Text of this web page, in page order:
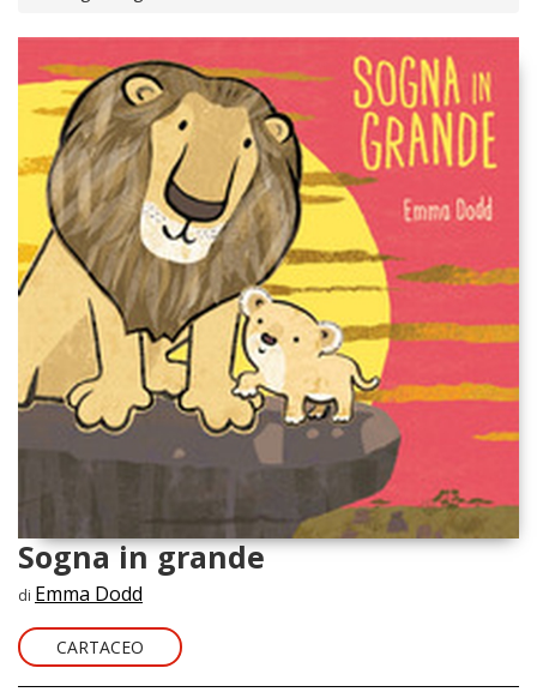
Sogna in grande
di Emma Dodd
CARTACEO